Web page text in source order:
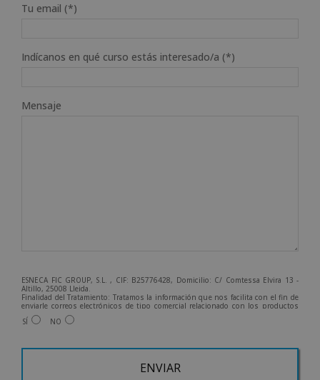
Tu email (*)
Indícanos en qué curso estás interesado/a (*)
Mensaje
ESNECA FIC GROUP, S.L. , CIF: B25776428, Domicilio: C/ Comtessa Elvira 13 -
Altillo, 25008 Lleida.
Finalidad del Tratamiento: Tratamos la información que nos facilita con el fin de
enviarle correos electrónicos de tipo comercial relacionado con los productos
ofrecidos y otros tipo de productos que fueran de su interés.
Legitimación del tratamiento: Consentimiento del interesado.
Para más información consulte nuestra Política de Privacidad.
SÍ NO